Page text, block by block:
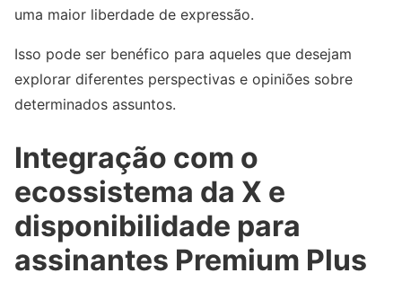
uma maior liberdade de expressão.
Isso pode ser benéfico para aqueles que desejam
explorar diferentes perspectivas e opiniões sobre
determinados assuntos.
Integração com o
ecossistema da X e
disponibilidade para
assinantes Premium Plus